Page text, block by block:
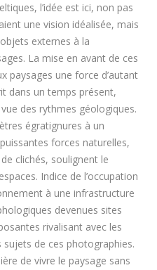
rosses
géants
Irlande
Irlande
Irlande
Irlande
Ecosse.
Irlande
Irlande
Ecosse
Irlande
Irlande
Écosse
Écosse
Écosse
Hébrides
IrlandeIrlande
Peninsula
Hébridesmontains
Hébrides
Hébrides
Hébrides
Hébrides
Hébrides
Ecosse
externes
d'Aran
Irlande
Irlande
Irlande
l’idée est ici, non pas
une vision idéalisée, mais
externes à la
La mise en avant de ces
paysages une force d’autant
dans un temps présent,
des rythmes géologiques.
égratignures à un
forces naturelles,
clichés, soulignent le
Indice de l’occupation
à une infrastructure
devenues sites
rivalisant avec les
de ces photographies.
de vivre le paysage sans